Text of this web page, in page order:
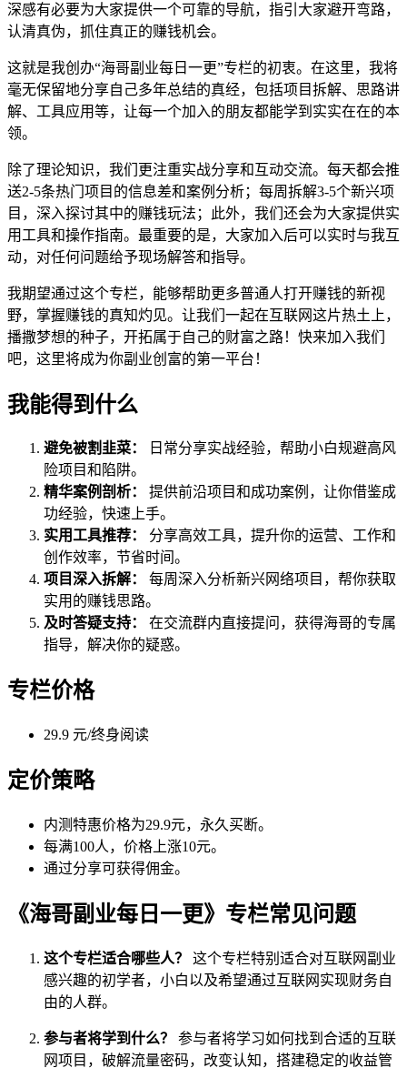
深感有必要为大家提供一个可靠的导航，指引大家避开弯路，
认清真伪，抓住真正的赚钱机会。
这就是我创办“海哥副业每日一更”专栏的初衷。在这里，我将
毫无保留地分享自己多年总结的真经，包括项目拆解、思路讲
解、工具应用等，让每一个加入的朋友都能学到实实在在的本
领。
除了理论知识，我们更注重实战分享和互动交流。每天都会推
送2-5条热门项目的信息差和案例分析；每周拆解3-5个新兴项
目，深入探讨其中的赚钱玩法；此外，我们还会为大家提供实
用工具和操作指南。最重要的是，大家加入后可以实时与我互
动，对任何问题给予现场解答和指导。
我期望通过这个专栏，能够帮助更多普通人打开赚钱的新视
野，掌握赚钱的真知灼见。让我们一起在互联网这片热土上，
播撒梦想的种子，开拓属于自己的财富之路！快来加入我们
吧，这里将成为你副业创富的第一平台！
我能得到什么
避免被割韭菜：
日常分享实战经验，帮助小白规避高风
险项目和陷阱。
精华案例剖析：
提供前沿项目和成功案例，让你借鉴成
功经验，快速上手。
实用工具推荐：
分享高效工具，提升你的运营、工作和
创作效率，节省时间。
项目深入拆解：
每周深入分析新兴网络项目，帮你获取
实用的赚钱思路。
及时答疑支持：
在交流群内直接提问，获得海哥的专属
指导，解决你的疑惑。
专栏价格
29.9 元/终身阅读
定价策略
内测特惠价格为29.9元，永久买断。
每满100人，价格上涨10元。
通过分享可获得佣金。
《海哥副业每日一更》专栏常见问题
这个专栏适合哪些人？
这个专栏特别适合对互联网副业
感兴趣的初学者，小白以及希望通过互联网实现财务自
由的人群。
参与者将学到什么？
参与者将学习如何找到合适的互联
网项目，破解流量密码，改变认知，搭建稳定的收益管